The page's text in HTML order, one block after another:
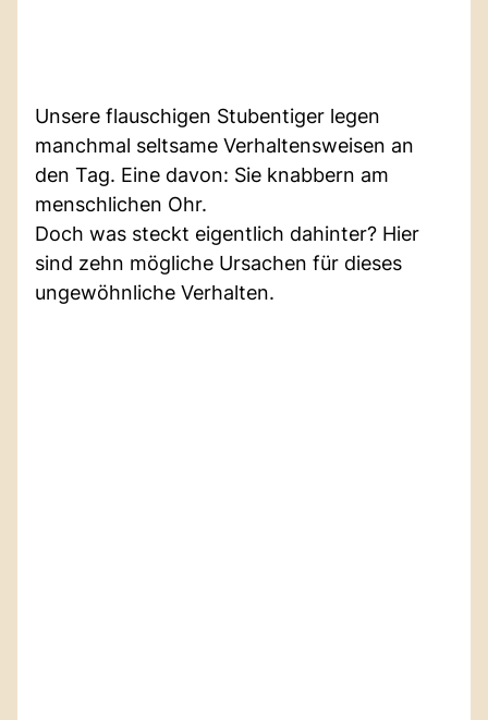
Unsere flauschigen Stubentiger legen
manchmal seltsame Verhaltensweisen an
den Tag. Eine davon: Sie knabbern am
menschlichen Ohr.
Doch was steckt eigentlich dahinter? Hier
sind zehn mögliche Ursachen für dieses
ungewöhnliche Verhalten.